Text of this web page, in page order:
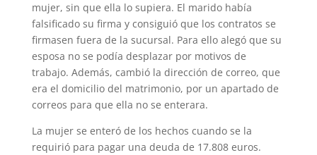
mujer, sin que ella lo supiera. El marido había
falsificado su firma y consiguió que los contratos se
firmasen fuera de la sucursal. Para ello alegó que su
esposa no se podía desplazar por motivos de
trabajo. Además, cambió la dirección de correo, que
era el domicilio del matrimonio, por un apartado de
correos para que ella no se enterara.
La mujer se enteró de los hechos cuando se la
requirió para pagar una deuda de 17.808 euros.